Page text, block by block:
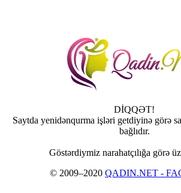
DİQQƏT!
Saytda yenidənqurma işləri getdiyinə görə
bağlıdır.
Göstərdiymiz narahatçılığa görə
© 2009–2020 QADIN.NET -